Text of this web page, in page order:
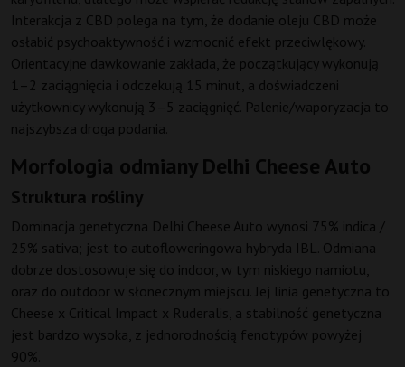
Interakcja z CBD polega na tym, że dodanie oleju CBD może
osłabić psychoaktywność i wzmocnić efekt przeciwlękowy.
Orientacyjne dawkowanie zakłada, że początkujący wykonują
1–2 zaciągnięcia i odczekują 15 minut, a doświadczeni
użytkownicy wykonują 3–5 zaciągnięć. Palenie/waporyzacja to
najszybsza droga podania.
Morfologia odmiany Delhi Cheese Auto
Struktura rośliny
Dominacja genetyczna Delhi Cheese Auto wynosi 75% indica /
25% sativa; jest to autofloweringowa hybryda IBL. Odmiana
dobrze dostosowuje się do indoor, w tym niskiego namiotu,
oraz do outdoor w słonecznym miejscu. Jej linia genetyczna to
Cheese x Critical Impact x Ruderalis, a stabilność genetyczna
jest bardzo wysoka, z jednorodnością fenotypów powyżej
90%.